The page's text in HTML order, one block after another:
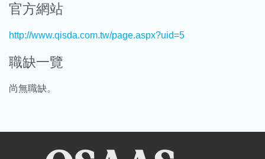
官方網站
http://www.qisda.com.tw/page.aspx?uid=5
職缺一覽
尚無職缺。